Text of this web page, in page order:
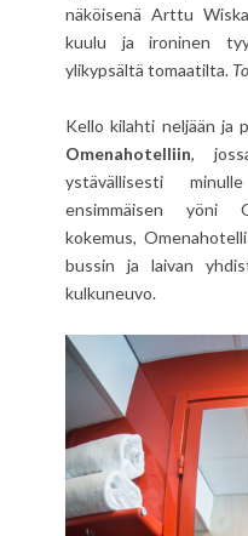
näköisenä Arttu
kuulu ja ironinen
ylikypsältä tomaatilta.
Kello kilahti neljään ja
Omenahotelliin,
ystävällisesti
ensimmäisen yöni
kokemus,
bussin ja laivan
kulkuneuvo.